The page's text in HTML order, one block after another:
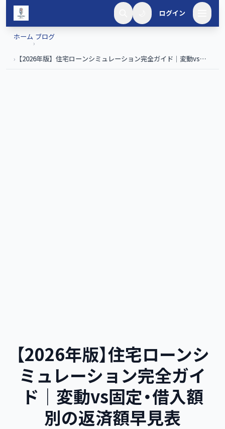
メインコンテンツへスキップ
ログイン
ホーム
›
ブログ
› 【2026年版】住宅ローンシミュレーション完全ガイド｜変動vs固
【2026年版】住宅ローンシ
ミュレーション完全ガイ
ド｜変動vs固定・借入額
別の返済額早見表